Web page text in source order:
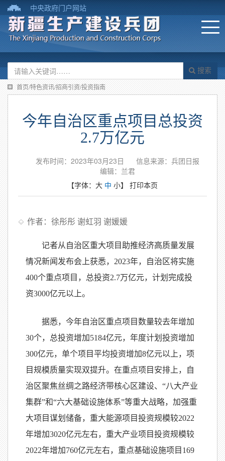
中央政府门户网站
搜索
首页/特色资讯/招商引资/投资指南
今年自治区重点项目总投资
2.7万亿元
发布时间：2023年03月23日
信息来源：兵团日报
编辑：兰君
【字体： 大 中 小】 打印本页
作者：徐彤彤 谢虹羽 谢媛媛
记者从自治区重大项目助推经济高质量发展
情况新闻发布会上获悉，2023年，自治区将实施
400个重点项目，总投资2.7万亿元，计划完成投
资3000亿元以上。
据悉，今年自治区重点项目数量较去年增加
30个，总投资增加5184亿元，年度计划投资增加
300亿元，单个项目平均投资增加8亿元以上，项
目规模质量实现双提升。在重点项目安排上，自
治区聚焦丝绸之路经济带核心区建设、“八大产业
集群”和“六大基础设施体系”等重大战略，加强重
大项目谋划储备，重大能源项目投资规模较2022
年增加3020亿元左右，重大产业项目投资规模较
2022年增加760亿元左右，重点基础设施项目169